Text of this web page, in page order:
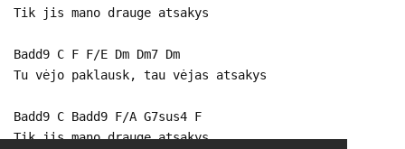
Tik jis mano drauge atsakys
Badd9 C F F/E Dm Dm7 Dm
Tu vėjo paklausk, tau vėjas atsakys
Badd9 C Badd9 F/A G7sus4 F
Tik jis mano drauge atsakys